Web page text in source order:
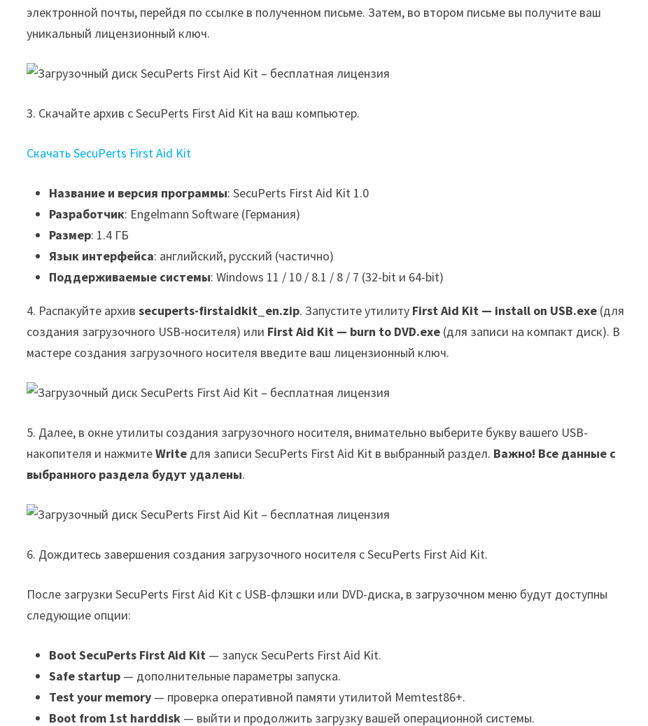
электронной почты, перейдя по ссылке в полученном письме. Затем, во втором письме вы получите ваш
уникальный лицензионный ключ.
3. Скачайте архив с SecuPerts First Aid Kit на ваш компьютер.
Скачать SecuPerts First Aid Kit
Название и версия программы: SecuPerts First Aid Kit 1.0
Разработчик: Engelmann Software (Германия)
Размер: 1.4 ГБ
Язык интерфейса: английский, русский (частично)
Поддерживаемые системы: Windows 11 / 10 / 8.1 / 8 / 7 (32-bit и 64-bit)
4. Распакуйте архивsecuperts-firstaidkit_en.zip. Запустите утилиту First Aid Kit — install on USB.exe (для
создания загрузочного USB-носителя) или First Aid Kit — burn to DVD.exe (для записи на компакт диск). В
мастере создания загрузочного носителя введите ваш лицензионный ключ.
5. Далее, в окне утилиты создания загрузочного носителя, внимательно выберите букву вашего USB-
накопителя и нажмитеWrite для записи SecuPerts First Aid Kit в выбранный раздел. Важно! Все данные с
выбранного раздела будут удалены.
6. Дождитесь завершения создания загрузочного носителя с SecuPerts First Aid Kit.
После загрузки SecuPerts First Aid Kit с USB-флэшки или DVD-диска, в загрузочном меню будут доступны
следующие опции:
Boot SecuPerts First Aid Kit — запуск SecuPerts First Aid Kit.
Safe startup — дополнительные параметры запуска.
Test your memory — проверка оперативной памяти утилитой Memtest86+.
Boot from 1st harddisk — выйти и продолжить загрузку вашей операционной системы.